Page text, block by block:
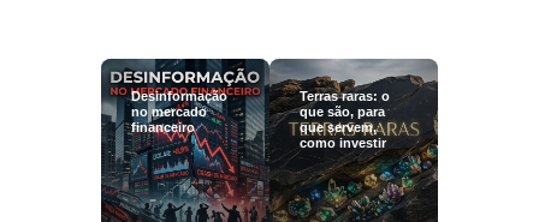
Desinformação
no mercado
financeiro
Terras raras: o
que são, para
que servem,
como investir